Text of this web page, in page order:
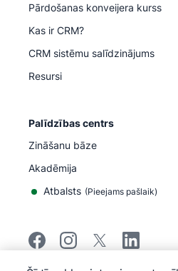
Pārdošanas konveijera kurss
Kas ir CRM?
CRM sistēmu salīdzinājums
Resursi
Palīdzības centrs
Zināšanu bāze
Akadēmija
Atbalsts (Pieejams pašlaik)